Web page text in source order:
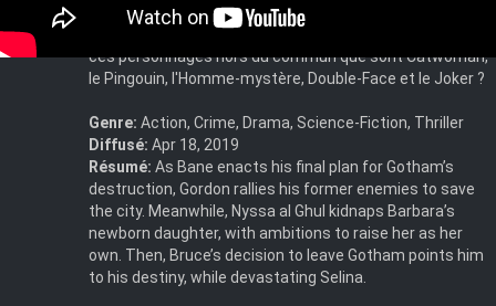
corruption telle que Gotham City, terrain fertile des
méchants les plus emblématiques ? Comment sont nés
ces personnages hors du commun que sont Catwoman,
le Pingouin, l'Homme-mystère, Double-Face et le Joker ?
Genre: Action, Crime, Drama, Science-Fiction, Thriller
Diffusé: Apr 18, 2019
Résumé: As Bane enacts his final plan for Gotham’s
destruction, Gordon rallies his former enemies to save
the city. Meanwhile, Nyssa al Ghul kidnaps Barbara’s
newborn daughter, with ambitions to raise her as her
own. Then, Bruce’s decision to leave Gotham points him
to his destiny, while devastating Selina.